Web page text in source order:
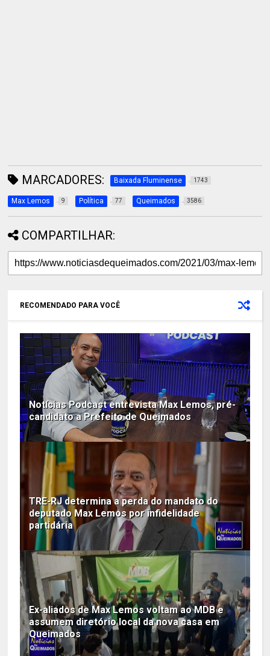
MARCADORES: Baixada Fluminense 1743
Max Lemos 9 Política 77 Queimados 3586
COMPARTILHAR:
RECOMENDADO PARA VOCÊ
Notícias Podcast entrevista Max Lemos, pré-
candidato a Prefeito de Queimados
TRE-RJ determina a perda do mandato do
deputado Max Lemos por infidelidade
partidária
Ex-aliados de Max Lemos voltam ao MDB e
assumem diretório local da nova casa em
Queimados